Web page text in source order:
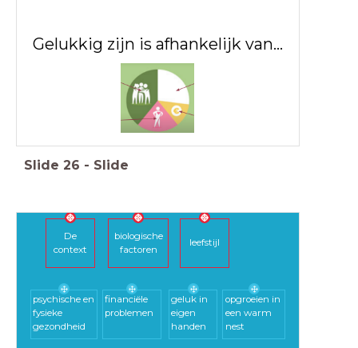
Gelukkig zijn is afhankelijk van...
Slide 26 - Slide
De
context
biologische
factoren
leefstijl
opgroeien in
een warm
nest
psychische en
fysieke
gezondheid
financiële
problemen
geluk in
eigen
handen